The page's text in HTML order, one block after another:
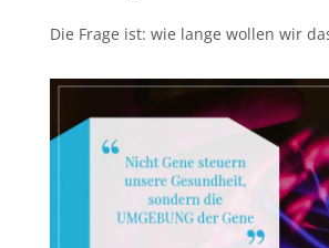
Die Frage ist: wie lange wollen wir